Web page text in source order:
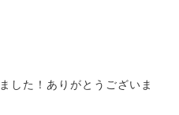
した！ありがとうございま